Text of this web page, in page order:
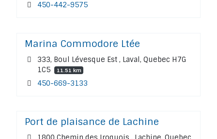
450-442-9575
Marina Commodore Ltée
333, Boul Lévesque Est , Laval, Quebec H7G
1C5
11.51 km
450-669-3133
Port de plaisance de Lachine